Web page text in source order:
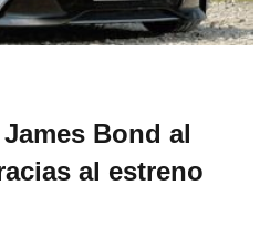
Bond al
al estreno